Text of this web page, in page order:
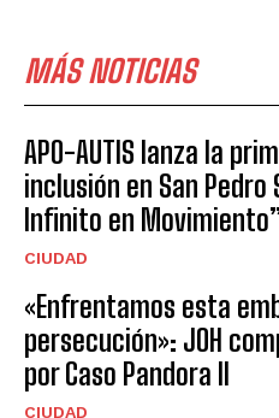
MÁS NOTICIAS
APO-AUTIS lanza la
inclusión en San Pedro
Infinito en
CIUDAD
«Enfrentamos esta
persecución»: JOH
por Caso Pandora II
CIUDAD